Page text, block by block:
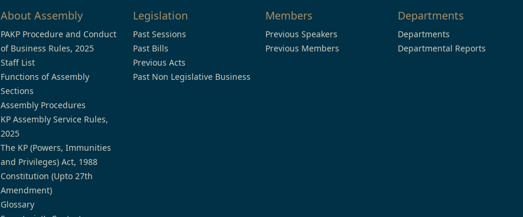
About Assembly
PAKP Procedure and Conduct
of Business Rules, 2025
Staff List
Functions of Assembly
Sections
Assembly Procedures
KP Assembly Service Rules,
2025
The KP (Powers, Immunities
and Privileges) Act, 1988
Constitution (Upto 27th
Amendment)
Glossary
Legislation
Past Sessions
Past Bills
Previous Acts
Past Non Legislative Business
Members
Previous Speakers
Previous Members
Departments
Departments
Departmental Reports